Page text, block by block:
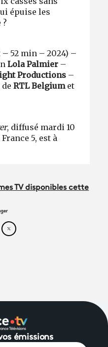
épuise les
52 min – 2024) –
Lola Palmier –
Productions –
deRTL Belgium et
, diffusé mardi 10
5, est à
TV disponibles cette
cet article sur
Partager cet article sur
émissions